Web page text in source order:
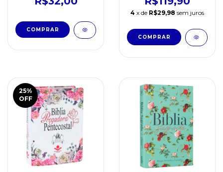
4 x de R$29,98 sem juros
25%
OFF